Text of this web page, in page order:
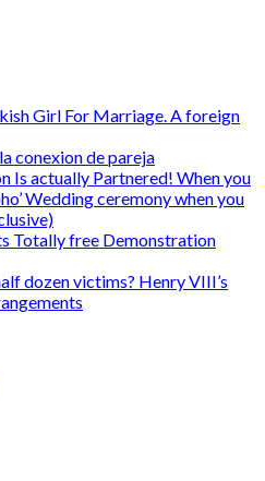
Girl For Marriage. A foreign
conexion de pareja
Is actually Partnered! When you
Wedding ceremony when you
Totally free Demonstration
dozen victims? Henry VIII’s